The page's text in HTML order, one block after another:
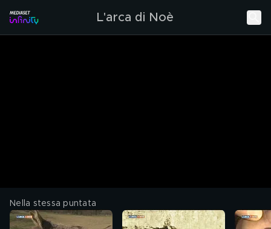
L'arca di Noè
Nella stessa puntata